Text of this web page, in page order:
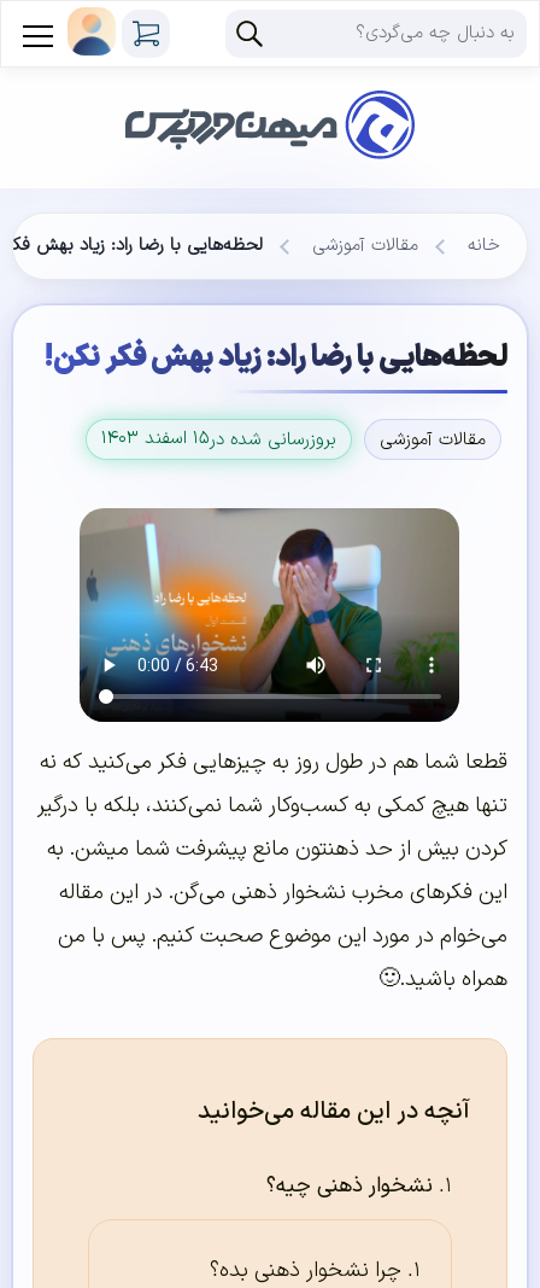
خانه مقالات آموزشی لحظه‌هایی با رضا راد: زیاد بهش
لحظه‌هایی با رضا راد: زیاد بهش فکر نکن!
مقالات آموزشی بروزرسانی شده در۱۵ اسفند ۱۴۰۳
قطعا شما هم در طول روز به چیزهایی فکر می‌کنید که نه
تنها هیچ کمکی به کسب‌وکار شما نمی‌کنند، بلکه با درگیر
کردن بیش از حد ذهنتون مانع پیشرفت شما میشن. به
این فکرهای مخرب نشخوار ذهنی می‌گن. در این مقاله
می‌خوام در مورد این موضوع صحبت کنیم. پس با من
همراه باشید.🙂
آنچه در این مقاله می‌خوانید
نشخوار ذهنی چیه؟
چرا نشخوار ذهنی بده؟